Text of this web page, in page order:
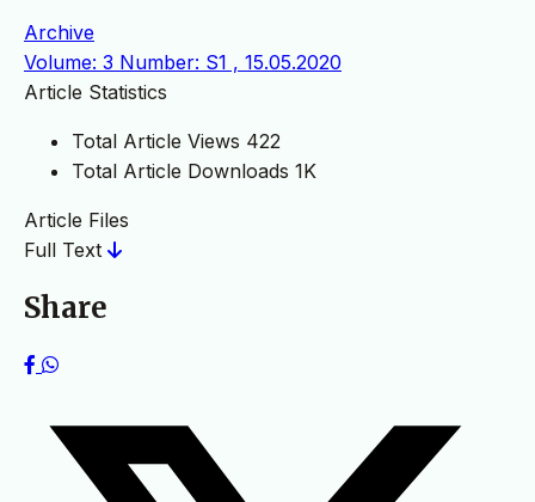
Archive
Volume: 3 Number: S1 , 15.05.2020
Article Statistics
Total Article Views 422
Total Article Downloads 1K
Article Files
Full Text
Share